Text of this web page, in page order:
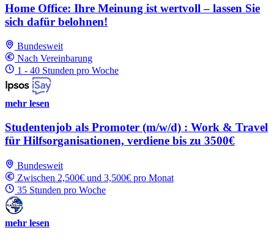
Home Office: Ihre Meinung ist wertvoll – lassen Sie
sich dafür belohnen!
Bundesweit
Nach Vereinbarung
1 - 40 Stunden pro Woche
mehr lesen
Studentenjob als Promoter (m/w/d) : Work & Travel
für Hilfsorganisationen, verdiene bis zu 3500€
Bundesweit
Zwischen 2,500€ und 3,500€ pro Monat
35 Stunden pro Woche
mehr lesen